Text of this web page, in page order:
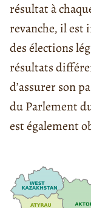
résultat à
revanche, il est
des élections
résultats
d’assurer son
du Parlement
est également